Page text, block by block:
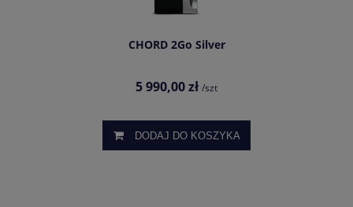
CHORD 2Go Silver
5 990,00 zł /szt
DODAJ DO KOSZYKA